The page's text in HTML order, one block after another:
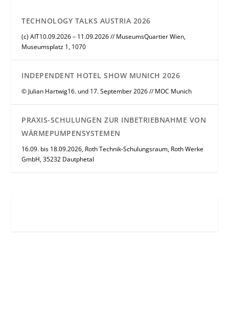
TECHNOLOGY TALKS AUSTRIA 2026
(c) AIT10.09.2026 – 11.09.2026 // MuseumsQuartier Wien,
Museumsplatz 1, 1070
INDEPENDENT HOTEL SHOW MUNICH 2026
© Julian Hartwig16. und 17. September 2026 // MOC Munich
PRAXIS-SCHULUNGEN ZUR INBETRIEBNAHME VON
WÄRMEPUMPENSYSTEMEN
16.09. bis 18.09.2026, Roth Technik-Schulungsraum, Roth Werke
GmbH, 35232 Dautphetal